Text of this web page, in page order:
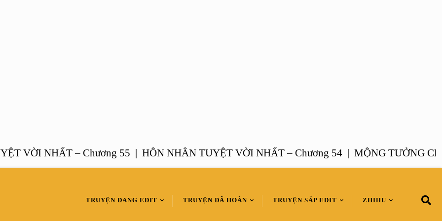
VỜI NHẤT – Chương 55 |HÔN NHÂN TUYỆT VỜI NHẤT – Chương 54 |MỘNG TƯỞNG
TRUYỆN ĐANG EDIT TRUYỆN ĐÃ HOÀN TRUYỆN SẮP EDIT ZHIHU